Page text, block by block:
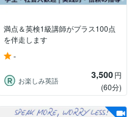
満点＆英検1級講師がプラス100点
を伴走します
-
お楽しみ英語 3,500円
(60分)